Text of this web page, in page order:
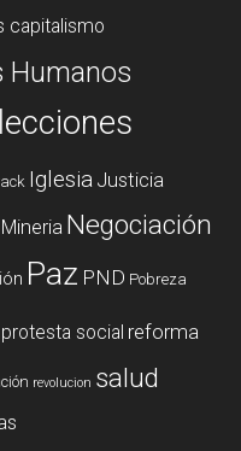
capitalismo
Humanos
Iglesia Justicia
Mineria Negociación
Paz PND Pobreza
protesta social reforma
revolucion salud